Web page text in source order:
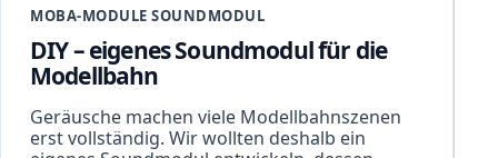
MOBA-MODULE SOUNDMODUL
DIY – eigenes Soundmodul für die
Modellbahn
Geräusche machen viele Modellbahnszenen
erst vollständig. Wir wollten deshalb ein